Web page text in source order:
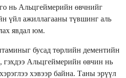
нь Альцгеймерийн өвчнийг
үйл ажиллагааны түвшинг аль
явдал юм.
бусад төрлийн дементийн
гэхдээ Альцгеймерийн өвчин нь
хэвээр байна. Таны эрүүл